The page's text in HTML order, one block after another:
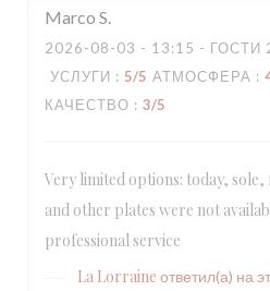
Marco S
2026-08-03 - 13:15 - ГОСТИ
УСЛУГИ : 5/5 АТМОСФЕРА :
КАЧЕСТВО : 3/5
Very limited options: today,
and other plates were not
professional service
La Lorraine ответил(а) на